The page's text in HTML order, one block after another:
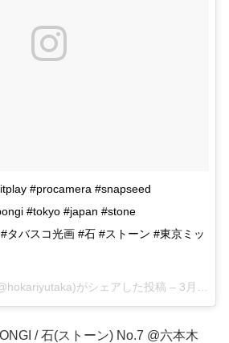
#procamera #snapseed
#tokyo #japan #stone
タバスコ光画 #石 #ストーン #東京ミッ
がシェアした投稿 – 3月 13, 2018 at 3:23午前 PDT
/ 石(ストーン) No.7 @六本木